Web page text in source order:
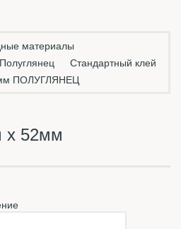
материалы
Полуглянец
Стандартный клей
ПОЛУГЛЯНЕЦ
х 52мм